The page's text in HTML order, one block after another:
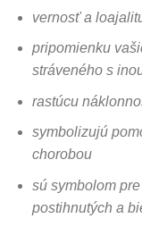
vernosť a
pripomienku
stráveného s
rastúcu
symbolizujú
chorobou
sú symbolom
postihnutých a